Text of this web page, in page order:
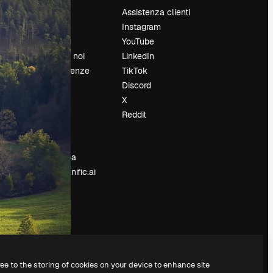
Prezzi
Chi siamo
Recensioni
Lavora con noi
Cerca tendenze
Vendi i tuoi
contenuti
Sala stampa
Cerchi magnific.ai
Assistenza clienti
Instagram
YouTube
LinkedIn
TikTok
Discord
X
Reddit
to the storing of cookies on your device to enhance site